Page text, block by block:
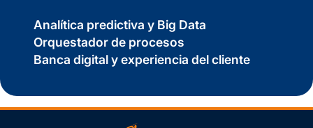
Analítica predictiva y Big Data
Orquestador de procesos
Banca digital y experiencia del cliente